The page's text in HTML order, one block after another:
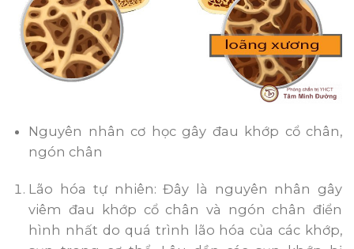
Nguyên nhân cơ học gây đau khớp cổ chân,
ngón chân
Lão hóa tự nhiên: Đây là nguyên nhân gây
viêm đau khớp cổ chân và ngón chân điển
hình nhất do quá trình lão hóa của các khớp,